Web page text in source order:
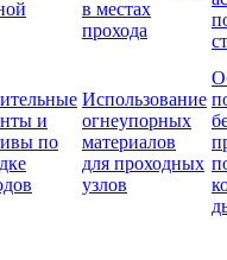
в местах
прохода
и
по
Использование
огнеупорных
материалов
для проходных
узлов